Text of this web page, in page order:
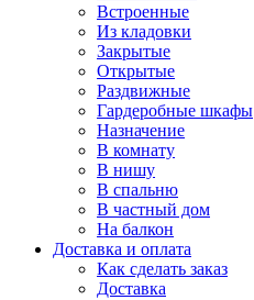
Встроенные
Из кладовки
Закрытые
Открытые
Раздвижные
Гардеробные шкафы
Назначение
В комнату
В нишу
В спальню
В частный дом
На балкон
Доставка и оплата
Как сделать заказ
Доставка